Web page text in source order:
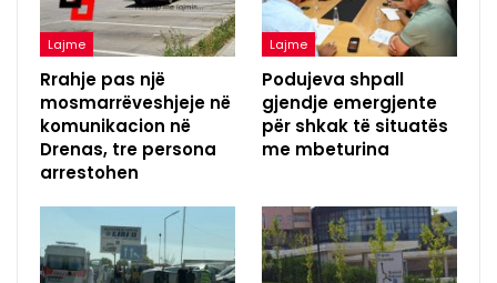
Lajme
Rrahje pas një
mosmarrëveshjeje në
komunikacion në
Drenas, tre persona
arrestohen
Lajme
Podujeva shpall
gjendje emergjente
për shkak të situatës
me mbeturina